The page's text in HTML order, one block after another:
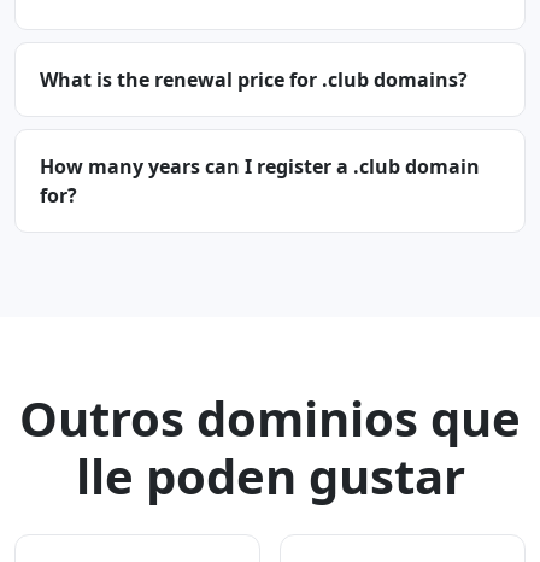
What is the renewal price for .club domains?
How many years can I register a .club domain
for?
Outros dominios que
lle poden gustar